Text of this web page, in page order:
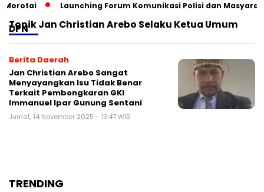
Launching Forum Komunikasi Polisi dan Masyarakat
TopikJan Christian Arebo Selaku Ketua Umum
DPN
Berita Daerah
Jan Christian Arebo Sangat
Menyayangkan Isu Tidak Benar
Terkait Pembongkaran GKI
Immanuel Ipar Gunung Sentani
Jumat, 14 November 2025 - 13:47 WIB
TRENDING